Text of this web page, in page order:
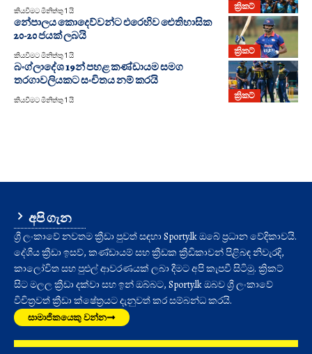
ක්‍රිකට්
කියවීමට මිනිත්තු 1 යි
ක්‍රිකට්
නේපාලය කොදෙව්වන්ට එරෙහිව ඓතිහාසික
20-20 ජයක් ලබයි
කියවීමට මිනිත්තු 1 යි
ක්‍රිකට්
බංග්ලාදේශ 19න් පහළ කණ්ඩායම සමග
තරගාවලියකට සංචිතය නම් කරයි
කියවීමට මිනිත්තු 1 යි
අපි ගැන
ශ්‍රී ලංකාවේ නවතම ක්‍රීඩා පුවත් සඳහා Sporty.lk ඔබේ ප්‍රධාන වේදිකාවයි.
දේශීය ක්‍රීඩා ඉසව්, කණ්ඩායම් සහ ක්‍රීඩක ක්‍රීඩිකාවන් පිළිබඳ නිවැරදි,
කාලෝචිත සහ පුළුල් ආවරණයක් ලබා දීමට අපි කැපවී සිටිමු. ක්‍රිකට්
සිට මලල ක්‍රීඩා දක්වා සහ ඉන් ඔබ්බට, Sporty.lk ඔබව ශ්‍රී ලංකාවේ
විචිත්‍රවත් ක්‍රීඩා ක්ෂේත්‍රයට දැනුවත් කර සම්බන්ධ කරයි.
සාමාජිකයෙකු වන්න